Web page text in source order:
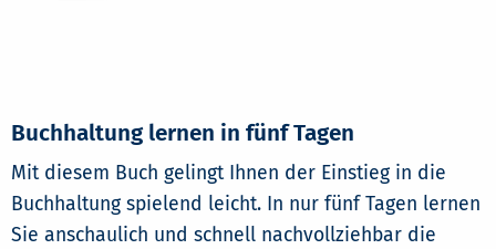
Buchhaltung lernen in fünf Tagen
Mit diesem Buch gelingt Ihnen der Einstieg in die
Buchhaltung spielend leicht. In nur fünf Tagen lernen
Sie anschaulich und schnell nachvollziehbar die